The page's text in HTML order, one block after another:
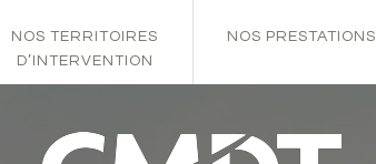
NOS TERRITOIRES
D’INTERVENTION
NOS PRESTATIONS